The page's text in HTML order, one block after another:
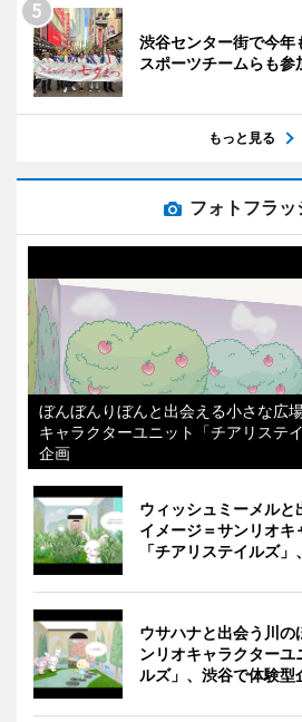
渋谷センター街で今
スポーツチームらも参
もっと見る
フォトフラッ
ぼんぼんりぼんと出会える小さな広
キャラクターユニット「チアリステ
企画
ウィッシュミーメル
イメージ＝サンリオキ
「チアリステイルズ
ウサハナと出会う川
ンリオキャラクターユ
ルズ」、渋谷で体験型